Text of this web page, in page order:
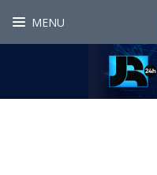
MENU